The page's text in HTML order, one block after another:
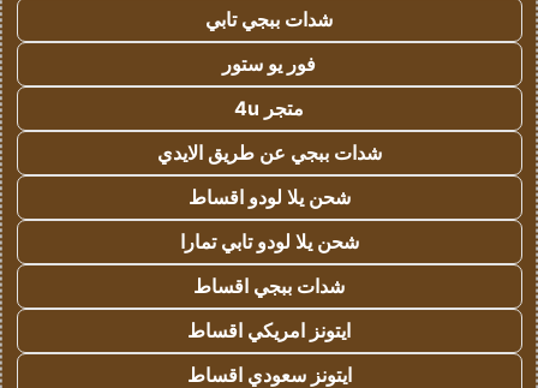
شدات ببجي تابي
فور يو ستور
متجر 4u
شدات ببجي عن طريق الايدي
شحن يلا لودو اقساط
شحن يلا لودو تابي تمارا
شدات ببجي اقساط
ايتونز امريكي اقساط
ايتونز سعودي اقساط